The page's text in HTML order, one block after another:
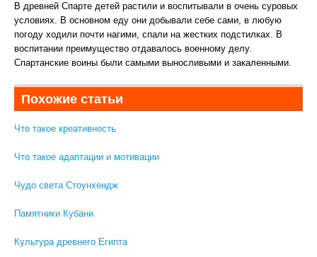
В древней Спарте детей растили и воспитывали в очень суровых
условиях. В основном еду они добывали себе сами, в любую
погоду ходили почти нагими, спали на жестких подстилках. В
воспитании преимущество отдавалось военному делу.
Спартанские воины были самыми выносливыми и закаленными.
Похожие статьи
Что такое креативность
Что такое адаптации и мотивации
Чудо света Стоунхендж
Памятники Кубани
Культура древнего Египта